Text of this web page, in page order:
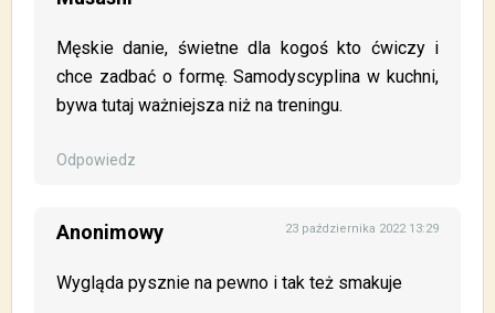
Męskie danie, świetne dla kogoś kto ćwiczy i
chce zadbać o formę. Samodyscyplina w kuchni,
bywa tutaj ważniejsza niż na treningu.
Odpowiedz
Anonimowy 23 października 2022 13:29
Wygląda pysznie na pewno i tak też smakuje